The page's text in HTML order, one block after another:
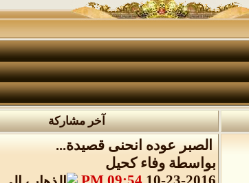
آخر مشاركة
الصبر عوده انحنى قصيدة...
بواسطة وفاء كحيل